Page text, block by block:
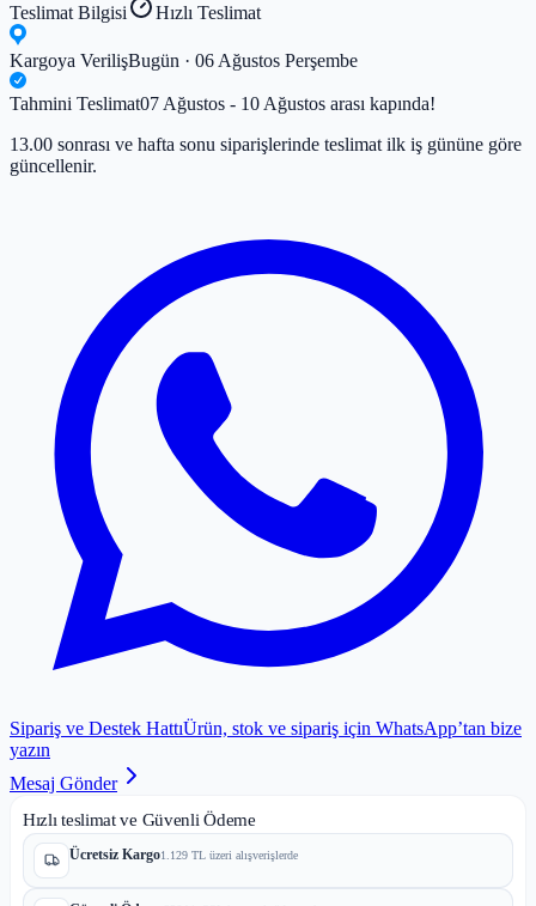
Teslimat Bilgisi Hızlı Teslimat
Kargoya VerilişBugün · 06 Ağustos Perşembe
Tahmini Teslimat07 Ağustos - 10 Ağustos arası kapında!
13.00 sonrası ve hafta sonu siparişlerinde teslimat ilk iş gününe göre
güncellenir.
Sipariş ve Destek HattıÜrün, stok ve sipariş için WhatsApp’tan bize
yazın
Mesaj Gönder
Hızlı teslimat ve Güvenli Ödeme
Ücretsiz Kargo1.129 TL üzeri alışverişlerde